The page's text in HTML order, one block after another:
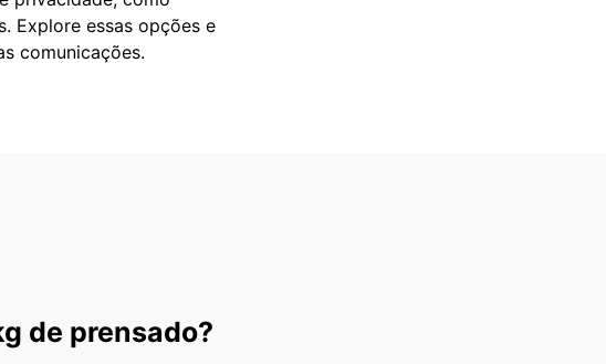
Explore essas opções e
comunicações.
de prensado?